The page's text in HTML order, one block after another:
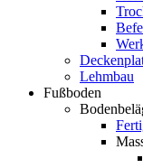
Lehmbau
Fußboden